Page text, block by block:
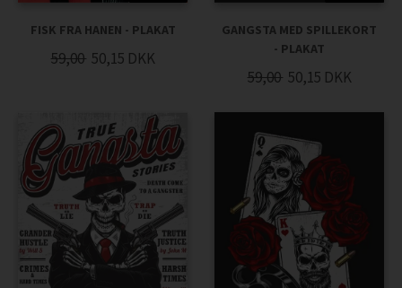
FISK FRA HANEN - PLAKAT
59,00 50,15 DKK
GANGSTA MED SPILLEKORT
- PLAKAT
59,00 50,15 DKK